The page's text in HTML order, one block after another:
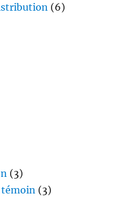
(6)
(3)
témoin (3)